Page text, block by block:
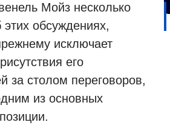
Мойз несколько
этих обсуждениях,
исключает
его
за столом переговоров,
из основных